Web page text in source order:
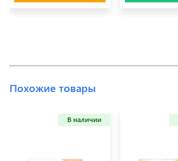
Похожие товары
В наличии